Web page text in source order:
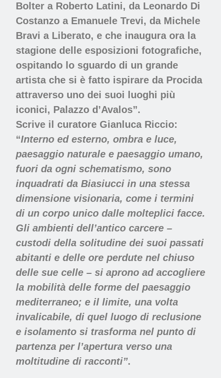
Bolter a Roberto Latini, da Leonardo Di
Costanzo a Emanuele Trevi, da Michele
Bravi a Liberato, e che inaugura ora la
stagione delle esposizioni fotografiche,
ospitando lo sguardo di un grande
artista che si è fatto ispirare da Procida
attraverso uno dei suoi luoghi più
iconici, Palazzo d’Avalos”.
Scrive il curatore Gianluca Riccio:
“Interno ed esterno, ombra e luce,
paesaggio naturale e paesaggio umano,
fuori da ogni schematismo, sono
inquadrati da Biasiucci in una stessa
dimensione visionaria, come i termini
di un corpo unico dalle molteplici facce.
Gli ambienti dell’antico carcere –
custodi della solitudine dei suoi passati
abitanti e delle ore perdute nel chiuso
delle sue celle – si aprono ad accogliere
la mobilità delle forme del paesaggio
mediterraneo; e il limite, una volta
invalicabile, di quel luogo di reclusione
e isolamento si trasforma nel punto di
partenza per l’apertura verso una
moltitudine di racconti”.